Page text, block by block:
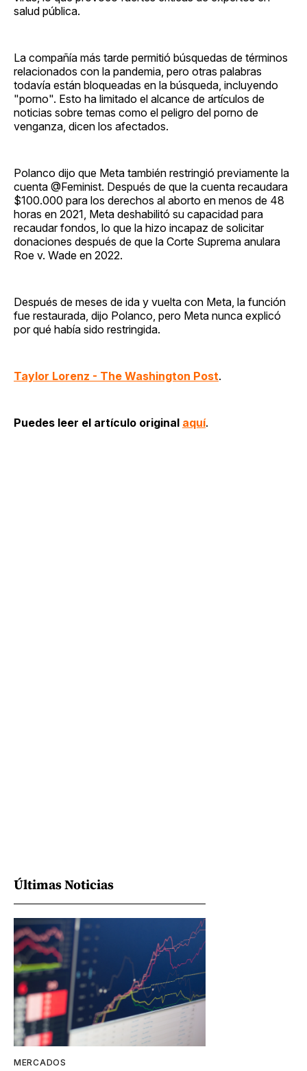
salud pública.
La compañía más tarde permitió búsquedas de términos
relacionados con la pandemia, pero otras palabras
todavía están bloqueadas en la búsqueda, incluyendo
"porno". Esto ha limitado el alcance de artículos de
noticias sobre temas como el peligro del porno de
venganza, dicen los afectados.
Polanco dijo que Meta también restringió previamente la
cuenta @Feminist. Después de que la cuenta recaudara
$100.000 para los derechos al aborto en menos de 48
horas en 2021, Meta deshabilitó su capacidad para
recaudar fondos, lo que la hizo incapaz de solicitar
donaciones después de que la Corte Suprema anulara
Roe v. Wade en 2022.
Después de meses de ida y vuelta con Meta, la función
fue restaurada, dijo Polanco, pero Meta nunca explicó
por qué había sido restringida.
Taylor Lorenz - The Washington Post.
Puedes leer el artículo original aquí.
Últimas Noticias
MERCADOS